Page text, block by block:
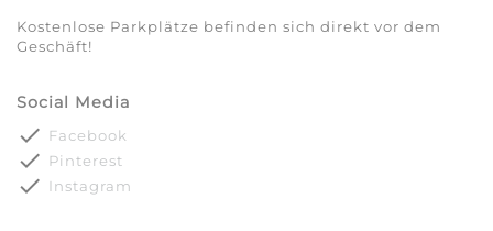
Kostenlose Parkplätze befinden sich direkt vor dem
Geschäft!
Social Media
done Facebook
done Pinterest
done Instagram